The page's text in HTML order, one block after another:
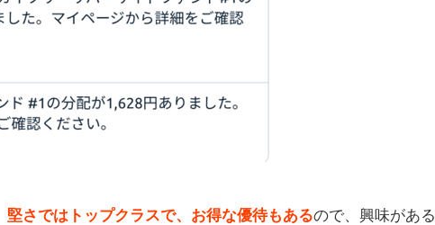
堅さではトップクラスで、お得な優待もあるので、興味がある